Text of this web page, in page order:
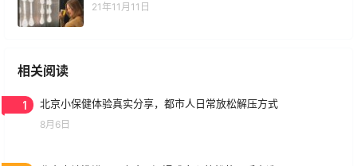
21年11月11日
相关阅读
1 北京小保健体验真实分享，都市人日常放松解压方式
8月6日